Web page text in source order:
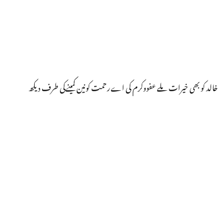
خالد کو بھی خیرات ملے عفووکرم کی اےرحمت کونین کمینےکی طرف دیکھ